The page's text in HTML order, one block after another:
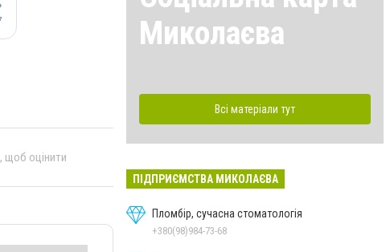
, щоб оцінити
Миколаєва
Всі матеріали тут
ПІДПРИЄМСТВА МИКОЛАЄВА
Пломбір, сучасна стоматологія
+380(98)984-73-68